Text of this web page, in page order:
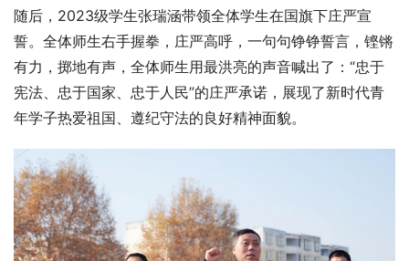
随后，2023级学生张瑞涵带领全体学生在国旗下庄严宣
誓。全体师生右手握拳，庄严高呼，一句句铮铮誓言，铿锵
有力，掷地有声，全体师生用最洪亮的声音喊出了：“忠于
宪法、忠于国家、忠于人民”的庄严承诺，展现了新时代青
年学子热爱祖国、遵纪守法的良好精神面貌。